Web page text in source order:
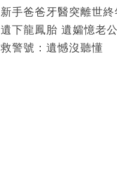
新手爸爸牙醫突離世
遺下龍鳳胎 遺孀憶老
救警號：遺憾沒聽懂